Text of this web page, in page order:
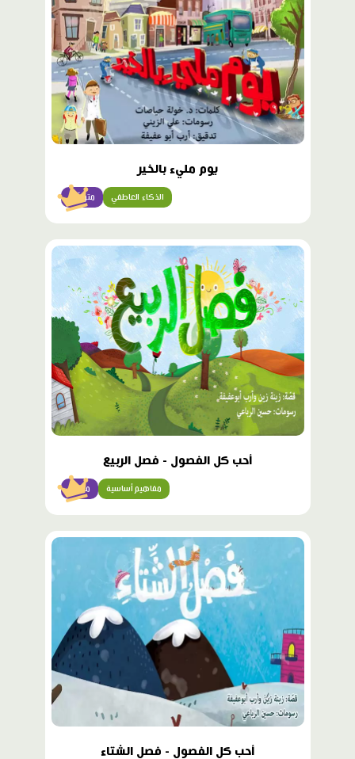
يوم مليء بالخير
متوسّط الذكاء العاطفي
محتوى
أحب كل الفصول - فصل الربيع
مبتدئ مفاهيم أساسية
محتوى
مميّز
أحب كل الفصول - فصل الشتاء